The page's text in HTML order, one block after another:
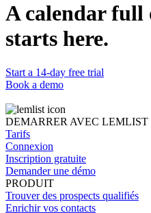
A calendar
starts here.
Start a 14-day free trial
Book a demo
DEMARRER AVEC LEMLIST
Tarifs
Connexion
Inscription gratuite
Demander une démo
PRODUIT
Trouver des prospects qualifiés
Enrichir vos contacts